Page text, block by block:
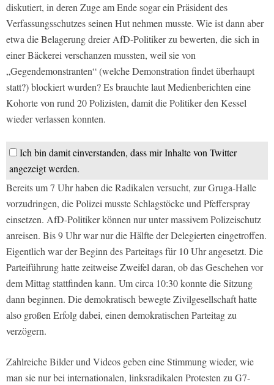
diskutiert, in deren Zuge am Ende sogar ein Präsident des
Verfassungsschutzes seinen Hut nehmen musste. Wie ist dann aber
etwa die Belagerung dreier AfD-Politiker zu bewerten, die sich in
einer Bäckerei verschanzen mussten, weil sie von
„Gegendemonstranten“ (welche Demonstration findet überhaupt
statt?) blockiert wurden? Es brauchte laut Medienberichten eine
Kohorte von rund 20 Polizisten, damit die Politiker den Kessel
wieder verlassen konnten.
Ich bin damit einverstanden, dass mir Inhalte von Twitter
angezeigt werden.
Bereits um 7 Uhr haben die Radikalen versucht, zur Gruga-Halle
vorzudringen, die Polizei musste Schlagstöcke und Pfefferspray
einsetzen. AfD-Politiker können nur unter massivem Polizeischutz
anreisen. Bis 9 Uhr war nur die Hälfte der Delegierten eingetroffen.
Eigentlich war der Beginn des Parteitags für 10 Uhr angesetzt. Die
Parteiführung hatte zeitweise Zweifel daran, ob das Geschehen vor
dem Mittag stattfinden kann. Um circa 10:30 konnte die Sitzung
dann beginnen. Die demokratisch bewegte Zivilgesellschaft hatte
also großen Erfolg dabei, einen demokratischen Parteitag zu
verzögern.
Zahlreiche Bilder und Videos geben eine Stimmung wieder, wie
man sie nur bei internationalen, linksradikalen Protesten zu G7-